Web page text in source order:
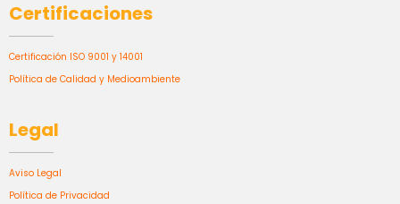
Certificaciones
Certificación ISO 9001 y 14001
Política de Calidad y Medioambiente
Legal
Aviso Legal
Política de Privacidad